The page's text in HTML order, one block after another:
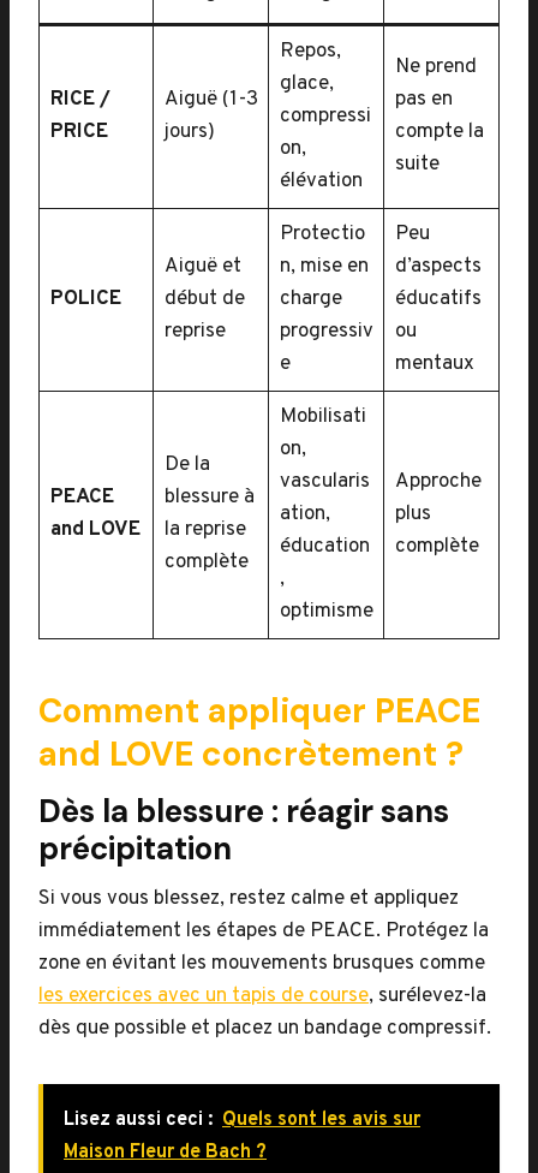
RICE /
PRICE
Aiguë (1-3
jours)
Repos,
glace,
compressi
on,
élévation
Ne prend
pas en
compte la
suite
POLICE
Aiguë et
début de
reprise
Protectio
n, mise en
charge
progressiv
e
Peu
d’aspects
éducatifs
ou
mentaux
PEACE
and LOVE
De la
blessure à
la reprise
complète
Mobilisati
on,
vascularis
ation,
éducation
,
optimisme
Approche
plus
complète
Comment appliquer PEACE
and LOVE concrètement ?
Dès la blessure : réagir sans
précipitation
Si vous vous blessez, restez calme et appliquez
immédiatement les étapes de PEACE. Protégez la
zone en évitant les mouvements brusques comme
les exercices avec un tapis de course, surélevez-la
dès que possible et placez un bandage compressif.
Lisez aussi ceci : Quels sont les avis sur
Maison Fleur de Bach ?